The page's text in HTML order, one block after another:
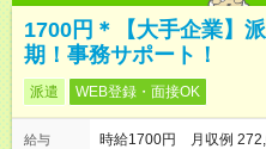
1700円＊【大手企業】
期！事務サポート！
派遣 WEB登録・面接OK
給与
時給1700円 月収例